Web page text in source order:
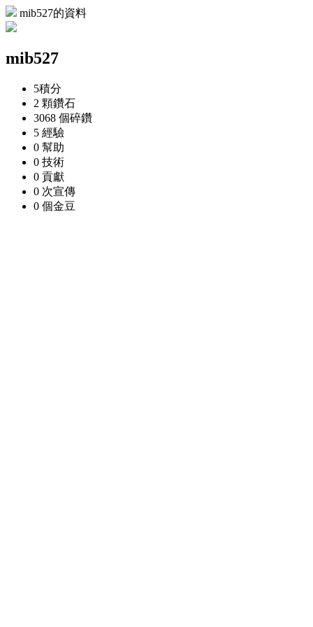
mib527的資料
mib527
5積分
2 顆鑽石
3068 個碎鑽
5 經驗
0 幫助
0 技術
0 貢獻
0 次宣傳
0 個金豆